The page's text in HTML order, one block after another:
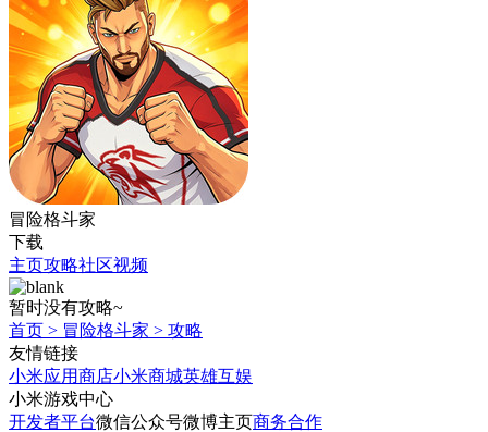
冒险格斗家
下载
主页攻略社区视频
暂时没有攻略~
首页 > 冒险格斗家 > 攻略
友情链接
小米应用商店小米商城英雄互娱
小米游戏中心
开发者平台微信公众号微博主页商务合作